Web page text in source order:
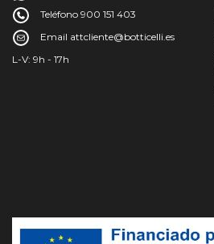
Teléfono 900 151 403
Email attcliente@botticelli.es
L-V: 9h - 17h